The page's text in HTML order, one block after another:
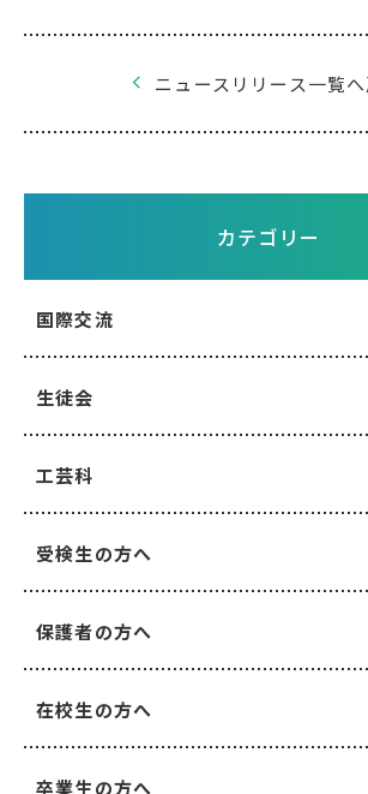
ニュースリリース一覧へ
カテゴリー
国際交流
生徒会
工芸科
受検生の方へ
保護者の方へ
在校生の方へ
卒業生の方へ